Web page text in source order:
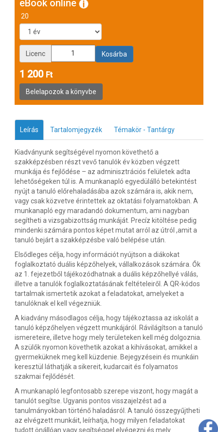
eBook online
20
Licenc
1 200 Ft
Leírás Tartalomjegyzék Témakör - Tantárgy
Kiadványunk segítségével nyomon követhető a
szakképzésben részt vevő tanulók év közben végzett
munkája és fejlődése – az adminisztrációs felületek adta
lehetőségeken túl is. A munkanapló egyedülálló betekintést
nyújt a tanuló előrehaladásába azok számára is, akik nem,
vagy csak közvetve érintettek az oktatási folyamatokban. A
munkanapló egy maradandó dokumentum, ami nagyban
segítheti a vizsgabizottság munkáját. Precíz kitöltése pedig
mindenki számára pontos képet mutat arról az útról ,amit a
tanuló bejárt a szakképzésbe való belépése után.
Elsődleges célja, hogy információt nyújtson a diákokat
foglalkoztató duális képzőhelyek, vállalkozások számára. Ők
az 1. fejezetből tájékozódhatnak a duális képzőhellyé válás,
illetve a tanulók foglalkoztatásának feltételeiről. A QR-kódos
tartalmak ismertetik azokat a feladatokat, amelyeket a
tanulóknak el kell végezniük.
A kiadvány másodlagos célja, hogy tájékoztassa az iskolát a
tanuló képzőhelyen végzett munkájáról. Rávilágítson a tanuló
ismereteire, illetve hogy mely területeken kell még dolgoznia.
A szülők nyomon követhetik azokat a kihívásokat, amikkel a
gyermeküknek meg kell küzdenie. Bejegyzésein és munkáin
keresztül láthatják a sikereit, kudarcait és folyamatos
szakmai fejlődését.
A munkanapló legfontosabb szerepe viszont, hogy magát a
tanulót segítse. Ugyanis pontos visszajelzést ad a
tanulmányokban történő haladásról. A tanuló összegyűjtheti
az elvégzett munkáit, leírhatja, hogy milyen feladatokat
tudott önállóan vagy segítséggel elvégezni és mely